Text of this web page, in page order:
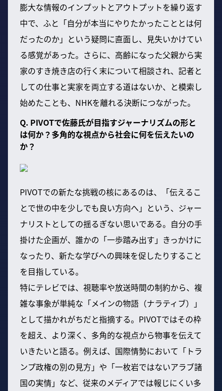
膨大な情報のインプットとアウトプットを繰り返す
中で、ふと「自分が本当にやりたかったこととは何
だったのか」という疑問に直面し、見失いかけてい
る感覚があった。さらに、高齢になった父親から実
家のすき焼き店の行く末について相談され、記者と
しての仕事と実家を両立する道はないか、と模索し
始めたことも、NHKを離れる決断につながった。
Q. PIVOTで佐藤氏が目指すジャーナリズムの形と
は何か？多角的な視点から社会に何を伝えたいの
か？
PIVOTでの新たな挑戦の核にあるのは、「伝えるこ
とで世の中を少しでも良い方向へ」という、ジャー
ナリストとしての揺るぎない思いである。自分の手
掛けた企画が、誰かの「一歩踏み出す」きっかけに
なったり、新たな学びへの興味を促したりすること
を目指している。
特にテレビでは、視聴率や放送時間の制約から、複
雑な事象が単純な「メインの物語（ナラティブ）」
として描かれがちだと指摘する。PIVOTではその枠
を超え、より深く、多角的な視点から物事を伝えて
いきたいと語る。例えば、国際情勢において「トラ
ンプ政権の別の見方」や「一枚岩ではないアラブ諸
国の実情」など、従来のメディアでは報じにくい多